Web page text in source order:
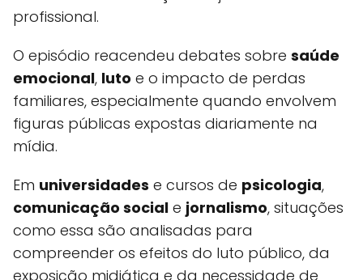
profissional.
O episódio reacendeu debates sobre saúde
emocional, luto e o impacto de perdas
familiares, especialmente quando envolvem
figuras públicas expostas diariamente na
mídia.
Em universidades e cursos de psicologia,
comunicação social e jornalismo, situações
como essa são analisadas para
compreender os efeitos do luto público, da
exposição midiática e da necessidade de